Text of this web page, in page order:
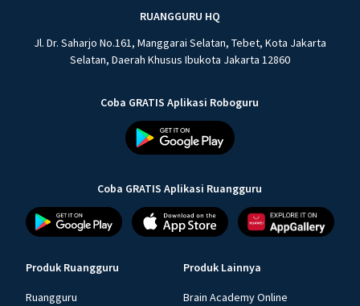
RUANGGURU HQ
Jl. Dr. Saharjo No.161, Manggarai Selatan, Tebet, Kota Jakarta
Selatan, Daerah Khusus Ibukota Jakarta 12860
Coba GRATIS Aplikasi Roboguru
Coba GRATIS Aplikasi Ruangguru
Produk Ruangguru
Ruangguru
Produk Lainnya
Brain Academy Online